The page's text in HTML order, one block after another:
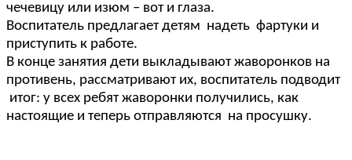
чечевицу или изюм – вот и глаза.
Воспитатель предлагает детям надеть фартуки и
приступить к работе.
В конце занятия дети выкладывают жаворонков на
противень, рассматривают их, воспитатель подводит
итог: у всех ребят жаворонки получились, как
настоящие и теперь отправляются на просушку.